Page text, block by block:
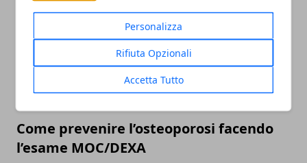
Personalizza
Rifiuta Opzionali
Accetta Tutto
Come prevenire l’osteoporosi facendo
l’esame MOC/DEXA